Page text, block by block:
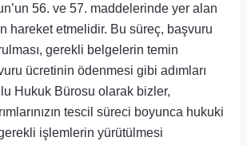
56. ve 57. maddelerinde yer alan
hareket etmelidir. Bu süreç, başvuru
gerekli belgelerin temin
ücretinin ödenmesi gibi adımları
Hukuk Bürosu olarak bizler,
tescil süreci boyunca hukuki
işlemlerin yürütülmesi